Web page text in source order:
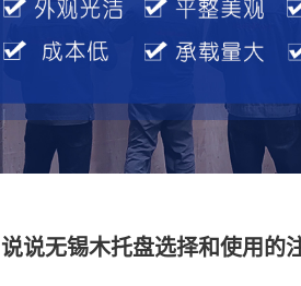
说说无锡木托盘选择和使用的